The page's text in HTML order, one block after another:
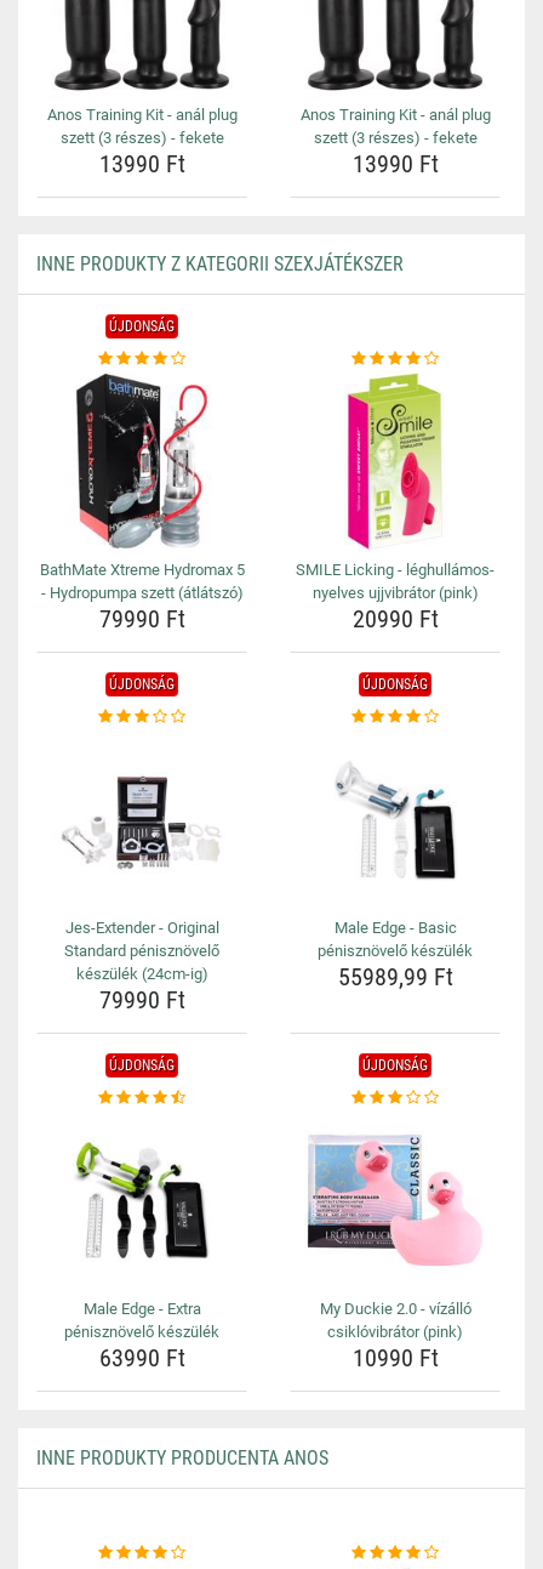
Anos Training Kit - anál plug
szett (3 részes) - fekete
13990 Ft
Anos Training Kit - anál plug
szett (3 részes) - fekete
13990 Ft
INNE PRODUKTY Z KATEGORII SZEXJÁTÉKSZER
ÚJDONSÁG
BathMate Xtreme Hydromax 5
- Hydropumpa szett (átlátszó)
79990 Ft
SMILE Licking - léghullámos-
nyelves ujjvibrátor (pink)
20990 Ft
ÚJDONSÁG
Jes-Extender - Original
Standard pénisznövelő
készülék (24cm-ig)
79990 Ft
ÚJDONSÁG
Male Edge - Basic
pénisznövelő készülék
55989,99 Ft
ÚJDONSÁG
Male Edge - Extra
pénisznövelő készülék
63990 Ft
ÚJDONSÁG
My Duckie 2.0 - vízálló
csiklóvibrátor (pink)
10990 Ft
INNE PRODUKTY PRODUCENTA ANOS